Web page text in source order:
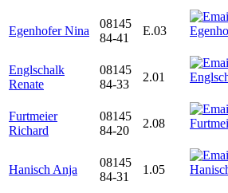
Egenhofer Nina
08145
84-41
E.03
Englschalk
Renate
08145
84-33
2.01
Furtmeier
Richard
08145
84-20
2.08
Hanisch Anja
08145
84-31
1.05